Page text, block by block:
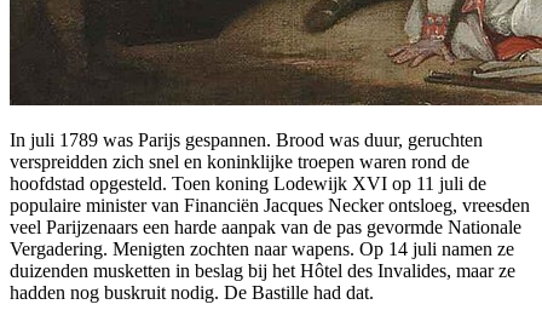
In juli 1789 was Parijs gespannen. Brood was duur, geruchten
verspreidden zich snel en koninklijke troepen waren rond de
hoofdstad opgesteld. Toen koning Lodewijk XVI op 11 juli de
populaire minister van Financiën Jacques Necker ontsloeg, vreesden
veel Parijzenaars een harde aanpak van de pas gevormde Nationale
Vergadering. Menigten zochten naar wapens. Op 14 juli namen ze
duizenden musketten in beslag bij het Hôtel des Invalides, maar ze
hadden nog buskruit nodig. De Bastille had dat.